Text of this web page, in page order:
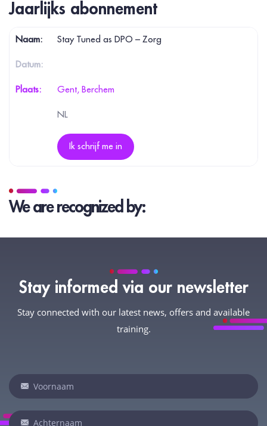
Jaarlijks abonnement
Stay Tuned as DPO – Zorg
Gent, Berchem
NL
Ik schrijf me in
We are recognized by:
Stay informed via our newsletter
Stay connected with our latest news, offers and available
training.
Newsletter
Indien
je
een